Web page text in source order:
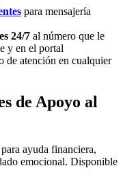
para mensajería
24/7 al número que le
y en el portal
de atención en cualquier
de Apoyo al
ayuda financiera,
emocional. Disponible